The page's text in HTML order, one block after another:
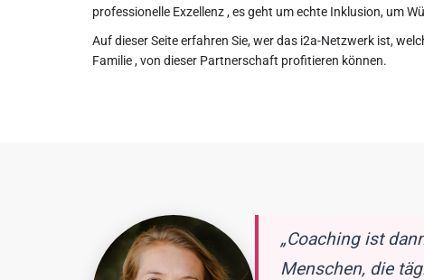
professionelle Exzellenz , es geht um echte Inklusion, um
Auf dieser Seite erfahren Sie, wer das i2a-Netzwerk ist,
Familie , von dieser Partnerschaft profitieren können.
„Coaching ist
Menschen, die